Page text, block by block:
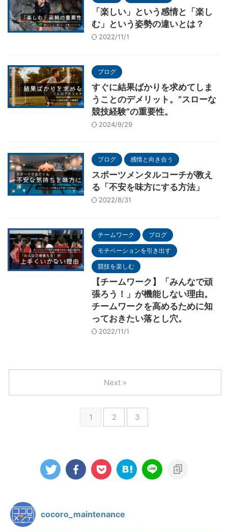
「楽しい」という感情と「楽し
む」という姿勢の違いとは？
2022/11/1
ブログ
すぐに結果ばかりを求めてしま
うことのデメリット。”スローな
競技経験”の重要性。
2024/9/29
ブログ 感情と向き合う
スポーツメンタルコーチが教え
る「不安を味方にする方法」
2022/8/31
チームワーク ブログ
モチベーションを引き出す
競技を楽しむ
【チームワーク】「みんなで頑
張ろう！」が機能しない理由。
チームワークを高めるために知
っておきたい落とし穴。
2022/11/1
1 2 3
Next »
cocoro_maintenance